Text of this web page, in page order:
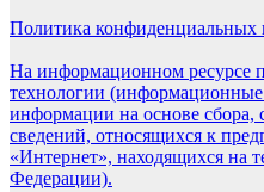
Политика конфиденциальных
На информационном ресурсе
технологии (информационные
информации на основе сбора,
сведений, относящихся к
«Интернет», находящихся на
Федерации).